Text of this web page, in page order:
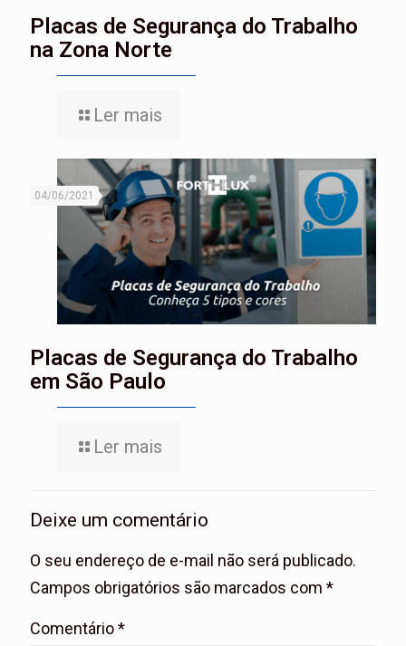
Placas de Segurança do Trabalho
na Zona Norte
Ler mais
04/06/2021
Placas de Segurança do Trabalho
em São Paulo
Ler mais
Deixe um comentário
O seu endereço de e-mail não será publicado.
Campos obrigatórios são marcados com *
Comentário*